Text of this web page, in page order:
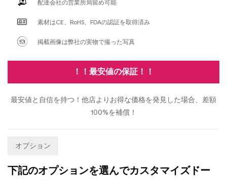
配達会社の営業所局留め可能
素材はCE、RoHS、FDAの認証を取得済み
掲載画像は弊社の実物で撮った写真
！！最安値の保証！！
最安値と自信を持つ！他店よりお得な価格を発見した場合、差額
100%を補償！
オプション
下記のオプションを選んでカスタマイズドー